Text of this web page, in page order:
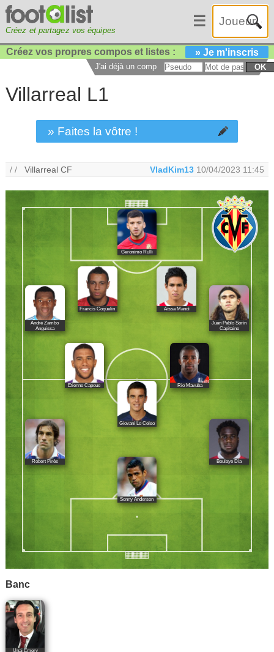
Créez et partagez vos équipes
☰
Créez vos propres compos et listes : » Je m'inscris
J'ai déjà un compte : OK
Villarreal L1
» Faites la vôtre !
/ /Villarreal CF VladKim13 10/04/2023 11:45
Geronimo Rulli
André Zambo
Anguissa
Francis Coquelin Aïssa Mandi
Juan Pablo Sorín
Capitaine
Etienne Capoue Rio Mavuba
Giovani Lo Celso
Boulaye Dia
Robert Pirès
Sonny Anderson
Banc
Unai Emery